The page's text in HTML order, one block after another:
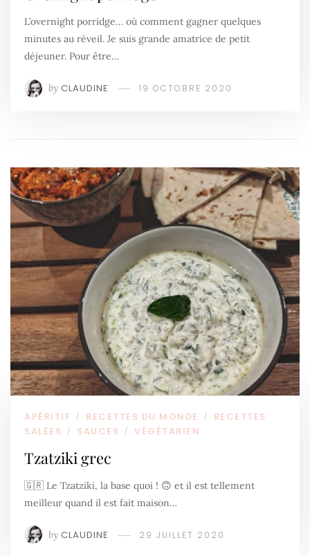
L’overnight porridge… où comment gagner quelques
minutes au réveil. Je suis grande amatrice de petit
déjeuner. Pour être…
by CLAUDINE 19 OCTOBRE 2020
APÉRITIF / RECETTES DU MONDE /
RECETTES
SALÉES
/ SAUCES / VÉGÉTARIEN
Tzatziki grec
🇬🇷 Le Tzatziki, la base quoi ! 🙃 et il est tellement
meilleur quand il est fait maison…
by CLAUDINE 29 JUILLET 2020